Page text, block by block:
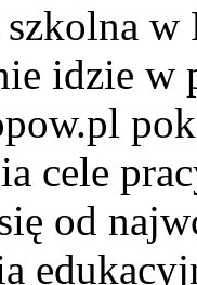
szkolna
idzie w
cele
od